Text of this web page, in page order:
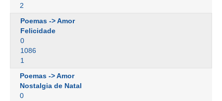
2
Poemas -> Amor
Felicidade
0
1086
1
Poemas -> Amor
Nostalgia de Natal
0